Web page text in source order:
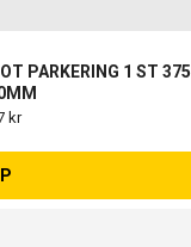
PARKERING 1 ST 375
kr